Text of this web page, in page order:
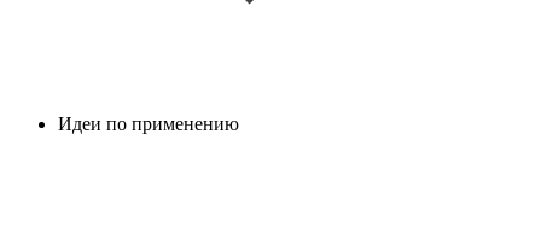
Идеи по применению